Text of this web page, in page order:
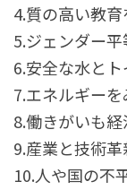
4.質の高い教
5.ジェンダー
6.安全な水と
7.エネルギー
8.働きがいも
9.産業と技術
10.人や国の不